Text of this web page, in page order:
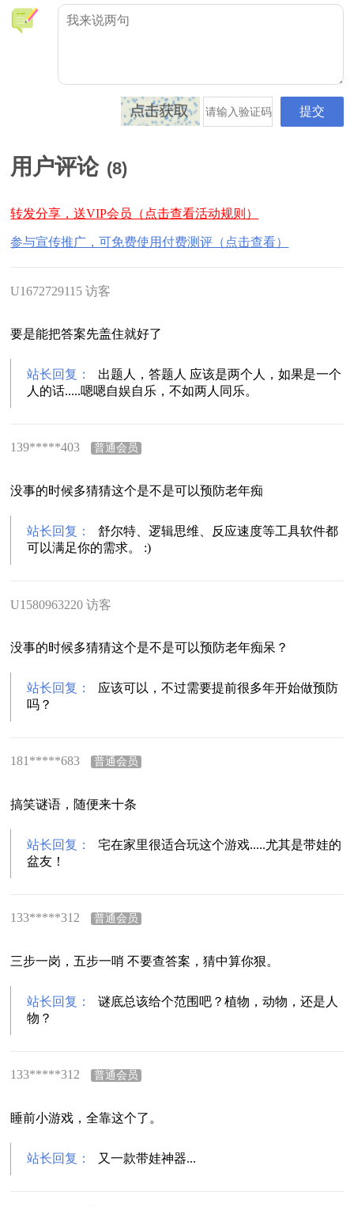
用户评论 (8)
转发分享，送VIP会员（点击查看活动规则）
参与宣传推广，可免费使用付费测评（点击查看）
U1672729115 访客
要是能把答案先盖住就好了
站长回复：
出题人，答题人 应该是两个人，如果是一个
人的话.....嗯嗯自娱自乐，不如两人同乐。
139*****403 普通会员
没事的时候多猜猜这个是不是可以预防老年痴
站长回复：
舒尔特、逻辑思维、反应速度等工具软件都
可以满足你的需求。 :)
U1580963220 访客
没事的时候多猜猜这个是不是可以预防老年痴呆？
站长回复：
应该可以，不过需要提前很多年开始做预防
吗？
181*****683 普通会员
搞笑谜语，随便来十条
站长回复：
宅在家里很适合玩这个游戏.....尤其是带娃的
盆友！
133*****312 普通会员
三步一岗，五步一哨 不要查答案，猜中算你狠。
站长回复：
谜底总该给个范围吧？植物，动物，还是人
物？
133*****312 普通会员
睡前小游戏，全靠这个了。
站长回复： 又一款带娃神器...